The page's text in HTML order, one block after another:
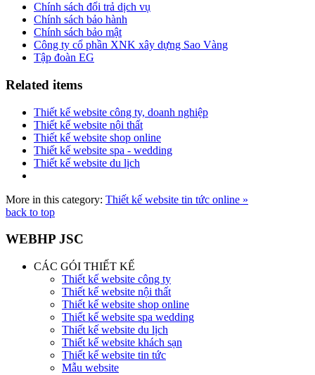
Chính sách đổi trả dịch vụ
Chính sách bảo hành
Chính sách bảo mật
Công ty cổ phần XNK xây dựng Sao Vàng
Tập đoàn EG
Related items
Thiết kế website công ty, doanh nghiệp
Thiết kế website nội thất
Thiết kế website shop online
Thiết kế website spa - wedding
Thiết kế website du lịch
More in this category: Thiết kế website tin tức online »
back to top
WEBHP JSC
CÁC GÓI THIẾT KẾ
Thiết kế website công ty
Thiết kế website nội thất
Thiết kế website shop online
Thiết kế website spa wedding
Thiết kế website du lịch
Thiết kế website khách sạn
Thiết kế website tin tức
Mẫu website